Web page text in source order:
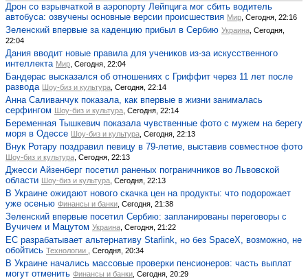
Дрон со взрывчаткой в аэропорту Лейпцига мог сбить водитель
автобуса: озвучены основные версии происшествия Мир , Сегодня, 22:16
Зеленский впервые за каденцию прибыл в Сербию Украина , Сегодня,
22:04
Дания вводит новые правила для учеников из-за искусственного
интеллекта Мир , Сегодня, 22:04
Бандерас высказался об отношениях с Гриффит через 11 лет после
развода Шоу-биз и культура , Сегодня, 22:14
Анна Саливанчук показала, как впервые в жизни занималась
серфингом Шоу-биз и культура , Сегодня, 22:14
Беременная Тышкевич показала чувственные фото с мужем на берегу
моря в Одессе Шоу-биз и культура , Сегодня, 22:13
Внук Ротару поздравил певицу в 79-летие, выставив совместное фото
Шоу-биз и культура , Сегодня, 22:13
Джесси Айзенберг посетил раненых пограничников во Львовской
области Шоу-биз и культура , Сегодня, 22:13
В Украине ожидают нового скачка цен на продукты: что подорожает
уже осенью Финансы и банки , Сегодня, 21:38
Зеленский впервые посетил Сербию: запланированы переговоры с
Вучичем и Мацутом Украина , Сегодня, 21:22
ЕС разрабатывает альтернативу Starlink, но без SpaceX, возможно, не
обойтись Технологии , Сегодня, 20:34
В Украине начались массовые проверки пенсионеров: часть выплат
могут отменить Финансы и банки , Сегодня, 20:29